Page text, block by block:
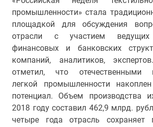
промышленности» стала
площадкой для обсуждения
отрасли с участием ведущих
финансовых и банковских
компаний, аналитиков,
отметил, что отечественными
легкой промышленности
потенциал. Объем производства
2018 году составил 462,9 млрд.
четыре года отрасль сохраняет